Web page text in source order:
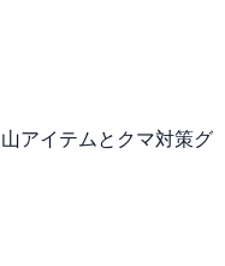
アイテムとクマ対策グ